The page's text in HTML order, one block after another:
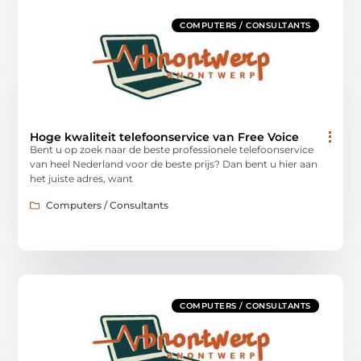
COMPUTERS / CONSULTANTS
Hoge kwaliteit telefoonservice van Free Voice
Bent u op zoek naar de beste professionele telefoonservice
van heel Nederland voor de beste prijs? Dan bent u hier aan
het juiste adres, want
Computers / Consultants
COMPUTERS / CONSULTANTS